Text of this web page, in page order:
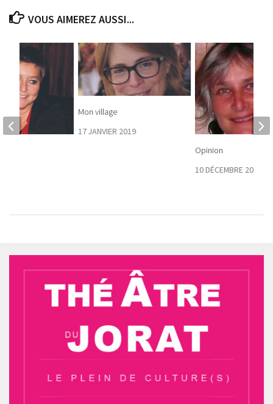
VOUS AIMEREZ AUSSI...
Mon village
17 JANVIER 2019
Opinion
10 DÉCEMBRE 2020